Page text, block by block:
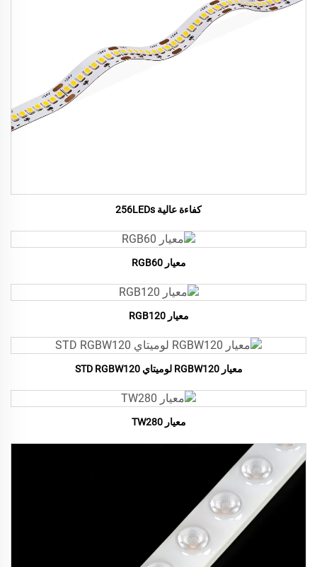
كفاءة عالية 256LEDs
معيار RGB60
معيار RGB120
معيار RGBW120 لوميتاي STD RGBW120
معيار TW280